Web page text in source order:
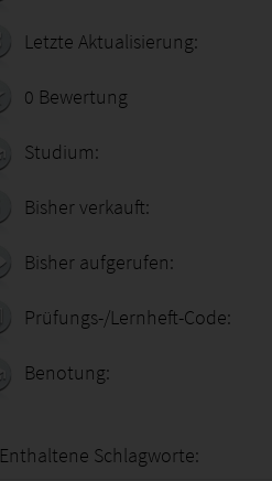
Letzte Aktualisierung:
0 Bewertung
Studium:
Bisher verkauft:
Bisher aufgerufen:
Prüfungs-/Lernheft-Code:
Benotung:
Enthaltene Schlagworte: